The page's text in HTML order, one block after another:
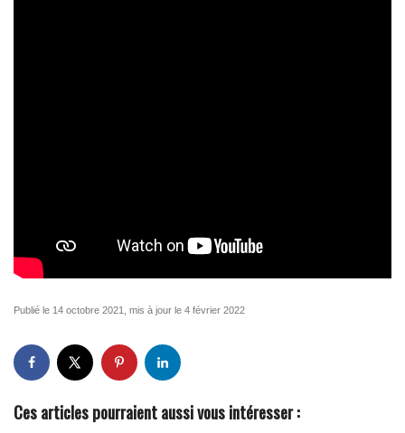
Publié le 14 octobre 2021, mis à jour le 4 février 2022
Ces articles pourraient aussi vous intéresser :